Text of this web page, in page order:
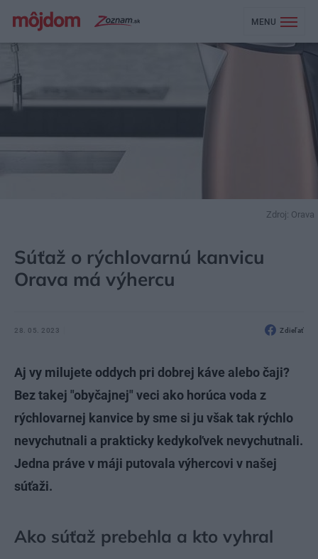
MENU
Zdroj: Orava
Súťaž o rýchlovarnú kanvicu
Orava má výhercu
28. 05. 2023 Zdieľať
Aj vy milujete oddych pri dobrej káve alebo čaji?
Bez takej "obyčajnej" veci ako horúca voda z
rýchlovarnej kanvice by sme si ju však tak rýchlo
nevychutnali a prakticky kedykoľvek nevychutnali.
Jedna práve v máji putovala výhercovi v našej
súťaži.
Ako súťaž prebehla a kto vyhral